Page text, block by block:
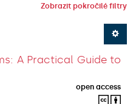
Zobrazit pokročilé filtry
A Practical Guide to
open access